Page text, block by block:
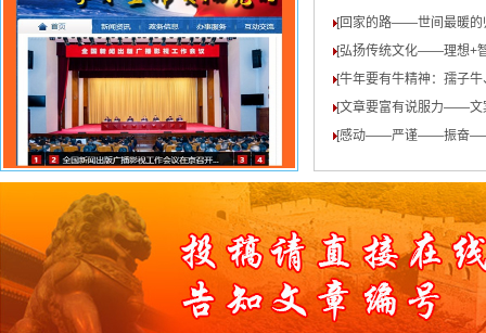
[回家的路——世间最暖的
[弘扬传统文化——理想+
[牛年要有牛精神：孺子
[文章要富有说服力——文
[感动——严谨——振奋